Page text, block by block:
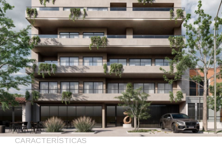
CARACTERÍSTICAS